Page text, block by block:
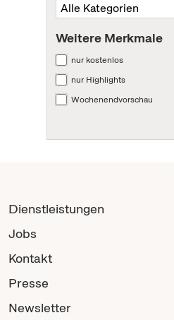
Weitere Merkmale
nur kostenlos
nur Highlights
Wochenendvorschau
Dienstleistungen
Jobs
Kontakt
Presse
Newsletter